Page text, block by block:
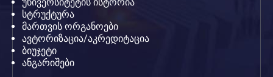
სტრუქტურა
მართვის ორგანოები
ავტორიზაცია/აკრედიტაცია
ბიუჯეტი
ანგარიშები